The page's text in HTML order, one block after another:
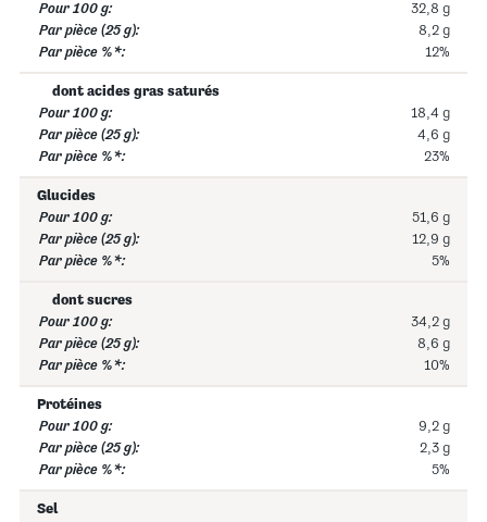
32,8 g
8,2 g
12%
dont acides gras saturés
18,4 g
4,6 g
23%
Glucides
51,6 g
12,9 g
5%
dont sucres
34,2 g
8,6 g
10%
Protéines
9,2 g
2,3 g
5%
Sel